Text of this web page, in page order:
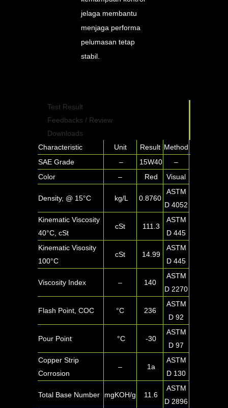
jelaga membantu
menjaga performa
pelumasan tetap
stabil.
Test Result
Feedbacks / Review
Downloads
Characteristic
Unit Result Method
SAE Grade
– 15W40
–
Color
– Red Visual
Density, @ 15°C kg/L 0.8760
ASTM
D 4052
Kinematic Viscosity
40°C, cSt
cSt 111.3
ASTM
D 445
Kinematic Visosity
100°C
cSt 14.99
ASTM
D 445
Viscosity Index – 140
ASTM
D 2270
Flash Point, COC °C 236
ASTM
D 92
Pour Point °C -30
ASTM
D 97
Copper Strip
Corrosion
– 1a
ASTM
D 130
Total Base Number mgKOH/g 11.6
ASTM
D 2896